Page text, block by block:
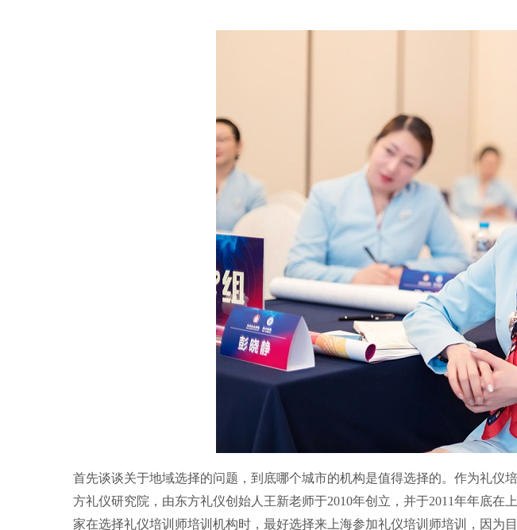
首先谈谈关于地域选择的问题，到底哪个城市的机构是值得选择的。作为礼仪
方礼仪研究院，由东方礼仪创始人王新老师于2010年创立，并于2011年年底
家在选择礼仪培训师培训机构时，最好选择来上海参加礼仪培训师培训，因